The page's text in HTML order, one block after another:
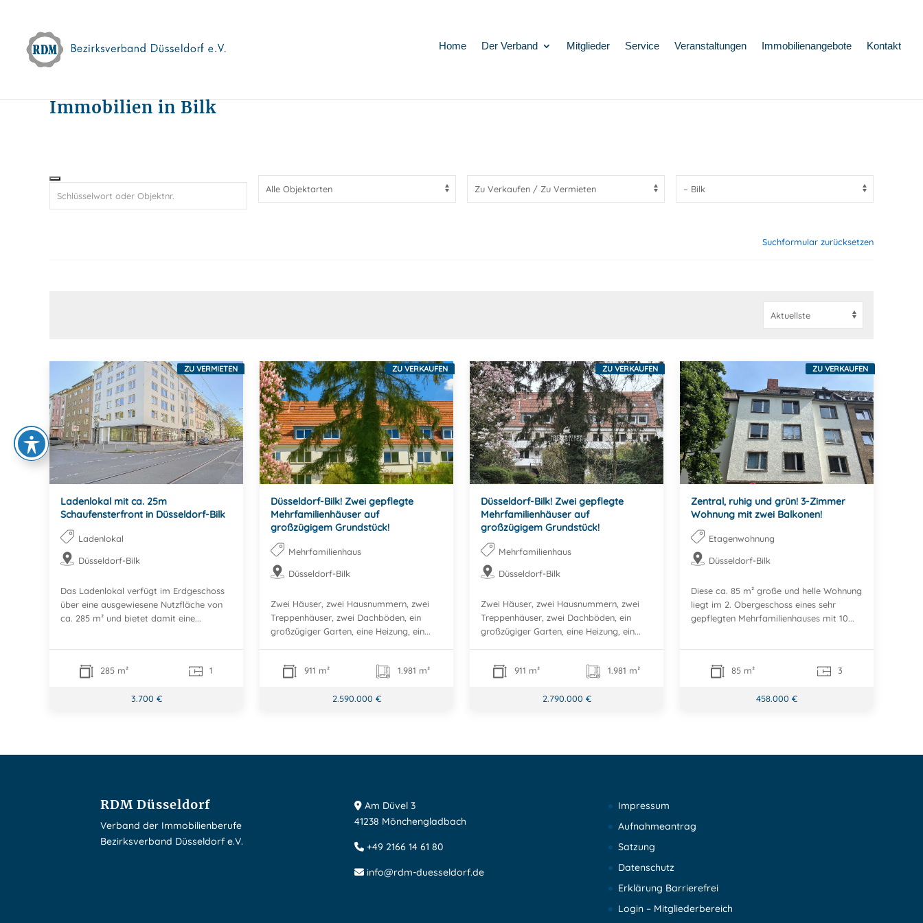
content
Home Der Verband Mitglieder Service Veranstaltungen Immobilienangebote Kontakt
Immobilien in Bilk
Suchformular zurücksetzen
Ladenlokal mit ca. 25m
Schaufensterfront in Düsseldorf-Bilk
Ladenlokal
Düsseldorf-Bilk
Das Ladenlokal verfügt im Erdgeschoss
über eine ausgewiesene Nutzfläche von
ca. 285 m² und bietet damit eine...
285 m² 1
3.700 €
ZU VERMIETEN
Düsseldorf-Bilk! Zwei gepflegte
Mehrfamilienhäuser auf
großzügigem Grundstück!
Mehrfamilienhaus
Düsseldorf-Bilk
Zwei Häuser, zwei Hausnummern, zwei
Treppenhäuser, zwei Dachböden, ein
großzügiger Garten, eine Heizung, ein...
911 m² 1.981 m²
2.590.000 €
ZU VERKAUFEN
Düsseldorf-Bilk! Zwei gepflegte
Mehrfamilienhäuser auf
großzügigem Grundstück!
Mehrfamilienhaus
Düsseldorf-Bilk
Zwei Häuser, zwei Hausnummern, zwei
Treppenhäuser, zwei Dachböden, ein
großzügiger Garten, eine Heizung, ein...
911 m² 1.981 m²
2.790.000 €
ZU VERKAUFEN
Zentral, ruhig und grün! 3-Zimmer
Wohnung mit zwei Balkonen!
Etagenwohnung
Düsseldorf-Bilk
Diese ca. 85 m² große und helle Wohnung
liegt im 2. Obergeschoss eines sehr
gepflegten Mehrfamilienhauses mit 10...
85 m² 3
458.000 €
ZU VERKAUFEN
RDM Düsseldorf
Verband der Immobilienberufe
Bezirksverband Düsseldorf e.V.
Am Düvel 3
41238 Mönchengladbach
+49 2166 14 61 80
info@rdm-duesseldorf.de
Impressum
Aufnahmeantrag
Satzung
Datenschutz
Erklärung Barrierefrei
Login – Mitgliederbereich